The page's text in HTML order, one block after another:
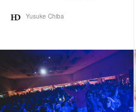
Yusuke Chiba